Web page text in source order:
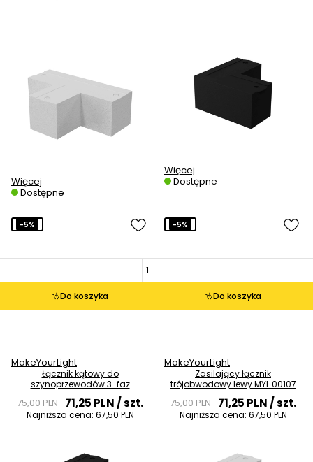
Więcej
Dostępne
Więcej
Dostępne
Do koszyka
-5%
MakeYourLight
Łącznik kątowy do
szynoprzewodów 3-faz
MYL.00108 prawy czarny
75,00 PLN 71,25 PLN/ szt.
Najniższa cena: 67,50 PLN
Do koszyka
-5%
MakeYourLight
Zasilający łącznik
trójobwodowy lewy MYL.00107
75,00 PLN 71,25 PLN/ szt.
Najniższa cena: 67,50 PLN